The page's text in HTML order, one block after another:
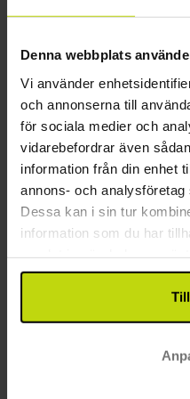
Denna webbplats
Vi använder
och annonserna till
för sociala medier och
vidarebefordrar även
information från din enhet
annons- och analysföretag
Dessa kan i sin tur
information som du har
Övrigt
Gratis parkering
Gratis internet
Hiss
Våningar: 5
Byggår: 1943
Laddningsplats för
Restaurang
Restaurangen är
23:59
Möjlighet till laktosfri